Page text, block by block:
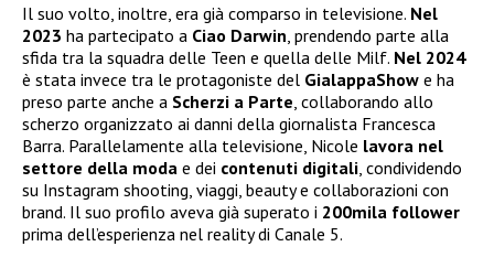
Il suo volto, inoltre, era già comparso in televisione. Nel
2023 ha partecipato a Ciao Darwin , prendendo parte alla
sfida tra la squadra delle Teen e quella delle Milf. Nel 2024
è stata invece tra le protagoniste del GialappaShow e ha
preso parte anche a Scherzi a Parte , collaborando allo
scherzo organizzato ai danni della giornalista Francesca
Barra. Parallelamente alla televisione, Nicole lavora nel
settore della moda e dei contenuti digitali , condividendo
su Instagram shooting, viaggi, beauty e collaborazioni con
brand. Il suo profilo aveva già superato i 200mila follower
prima dell’esperienza nel reality di Canale 5.